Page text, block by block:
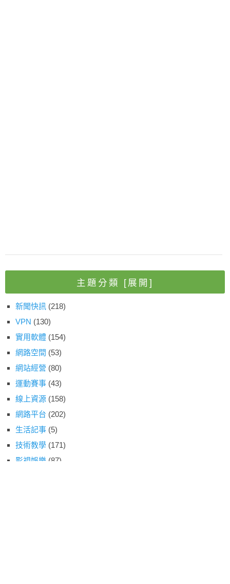
主題分類 [展開]
新聞快訊 (218)
VPN (130)
實用軟體 (154)
網路空間 (53)
網站經營 (80)
運動賽事 (43)
線上資源 (158)
網路平台 (202)
生活記事 (5)
技術教學 (171)
影視娛樂 (87)